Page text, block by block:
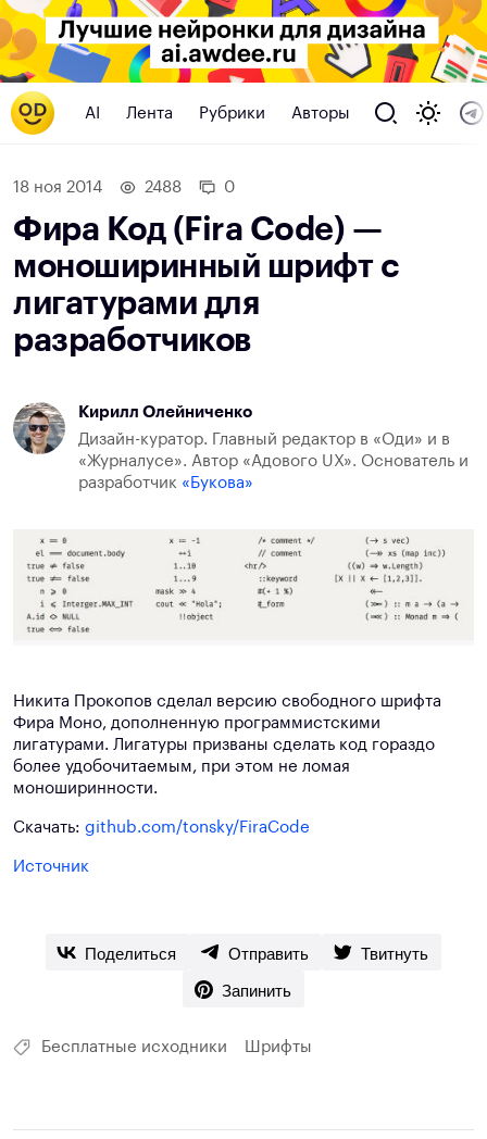
AI Лента Рубрики Авторы
18 ноя 2014 2488 0
Фира Код (Fira Code) —
моноширинный шрифт с
лигатурами для
разработчиков
Кирилл Олейниченко
Дизайн-куратор. Главный редактор в «Оди» и в
«Журналусе». Автор «Адового UX». Основатель и
разработчик «Букова»
Никита Прокопов сделал версию свободного шрифта
Фира Моно, дополненную программистскими
лигатурами. Лигатуры призваны сделать код гораздо
более удобочитаемым, при этом не ломая
моноширинности.
Скачать: github.com/tonsky/FiraCode
Источник
Поделиться Отправить
Твитнуть
Запинить
Бесплатные исходники Шрифты